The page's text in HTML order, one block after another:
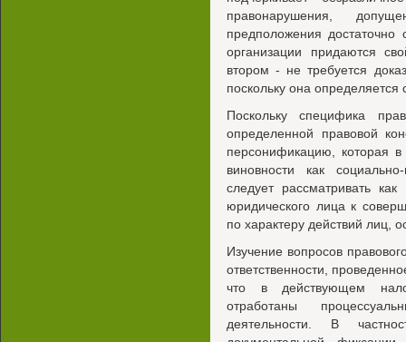
правонарушения,
предположения
организации придаются
втором - не требуется
поскольку она
Поскольку специфика
определенной правовой
персонификацию, которая
виновности как
следует рассматривать как
юридического лица к
по характеру действий лиц,
Изучение вопросов
ответственности,
что в действующем
отработаны
деятельности. В